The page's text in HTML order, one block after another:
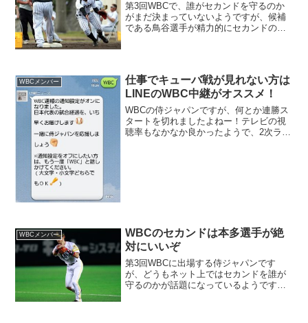
第3回WBCで、誰がセカンドを守るのか
がまだ決まっていないようですが、候補
である鳥谷選手が精力的にセカンドの練
谷をセカンドのスタメン...
WBCメンバー
仕事でキューバ戦が見れない方は
LINEのWBC中継がオススメ！
WBCの侍ジャパンですが、何とか連勝ス
タートを切れましたよねー！テレビの視
聴率もなかなか良かったようで、2次ラウ
WBCメンバー
WBCのセカンドは本多選手が絶
対にいいぞ
第3回WBCに出場する侍ジャパンです
が、どうもネット上ではセカンドを誰が
守るのかが話題になっているようです。